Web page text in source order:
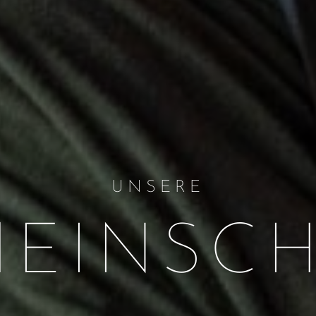
UNSERE